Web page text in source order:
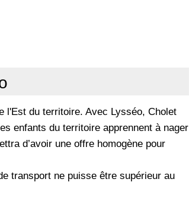
du territoire. Avec Lysséo, Cholet
enfants du territoire apprennent à nager
d’avoir une offre homogène pour
transport ne puisse être supérieur au